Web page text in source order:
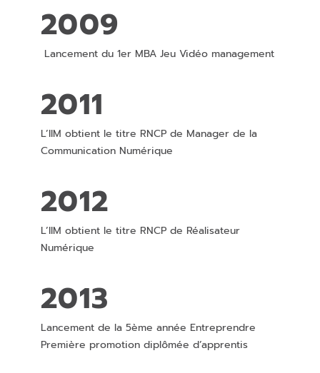
2009
Lancement du 1er MBA Jeu Vidéo management
2011
L’IIM obtient le titre RNCP de Manager de la
Communication Numérique
2012
L’IIM obtient le titre RNCP de Réalisateur
Numérique
2013
Lancement de la 5ème année Entreprendre
Première promotion diplômée d’apprentis